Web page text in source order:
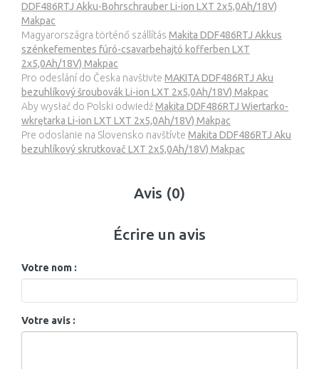
DDF486RTJ Akku-Bohrschrauber Li-ion LXT 2x5,0Ah/18V)
Makpac
Magyarországra történő szállítás Makita DDF486RTJ Akkus
szénkefementes fúró-csavarbehajtó kofferben LXT
2x5,0Ah/18V) Makpac
Pro odeslání do Česka navštivte MAKITA DDF486RTJ Aku
bezuhlíkový šroubovák Li-ion LXT 2x5,0Ah/18V) Makpac
Aby wysłać do Polski odwiedźMakita DDF486RTJ Wiertarko-
wkrętarka Li-ion LXT LXT 2x5,0Ah/18V) Makpac
Pre odoslanie na Slovensko navštívte Makita DDF486RTJ Aku
bezuhlíkový skrutkovač LXT 2x5,0Ah/18V) Makpac
Avis (0)
Écrire un avis
Votre nom :
Votre avis :